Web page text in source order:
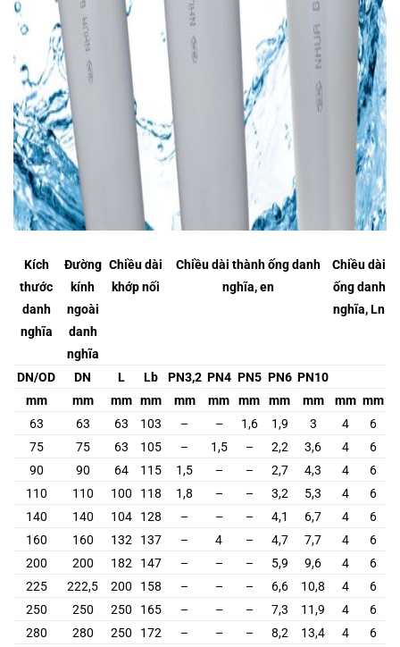
Kích
thước
danh
nghĩa
Đường
kính
ngoài
danh
nghĩa
Chiều dài
khớp nối
Chiều dài thành ống danh
nghĩa, en
Chiều dài
ống danh
nghĩa, Ln
DN/OD DN L Lb PN3,2 PN4 PN5 PN6 PN10
mm
mm mm mm mm mm mm mm mm mm mm
63
63 63 103 – – 1,6 1,9 3 4
6
75
75 63 105 – 1,5 – 2,2 3,6 4
6
90
90 64 115 1,5 – – 2,7 4,3 4
6
110
110 100 118 1,8 – – 3,2 5,3 4
6
140
140 104 128 – – – 4,1 6,7 4
6
160
160 132 137 – 4 – 4,7 7,7 4
6
200
200 182 147 – – – 5,9 9,6 4
6
225
222,5 200 158 – – – 6,6 10,8 4
6
250
250 250 165 – – – 7,3 11,9 4
6
280
280 250 172 – – – 8,2 13,4 4
6